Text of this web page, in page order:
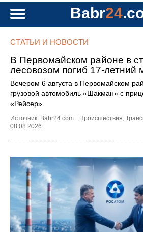
Babr24
СТАТЬИ И НОВОСТИ
В Первомайском районе в
лесовозом погиб 17-летний
Вечером 6 августа в Первомайском
грузовой автомобиль «Шакман» с
«Рейсер».
Источник: Babr24.com. Происшествия,
08.08.2026